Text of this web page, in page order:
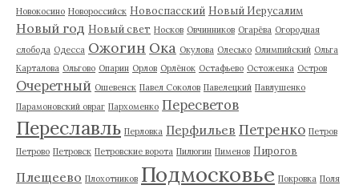
Новокосино Новороссийск Новоспасский Новый Иерусалим
Новый год Новый свет Носков Овчинников Огарёва Огородная
слобода Одесса Ожогин Ока Окулова Олесько Олимпийский Ольга
Карталова Ольгово Опарин Орлов Орлёнок Остафьево Остоженка Остров
Очеретный Ошевенск Павел Соколов Павелецкий Павлушенко
Парамоновский овраг Пархоменко Пересветов
Переславль Перловка Перфильев Петренко Петров
Петрово Петровск Петровские ворота Пилюгин Пименов Пирогов
Плещеево Плохотников Подмосковье Покровка Поля